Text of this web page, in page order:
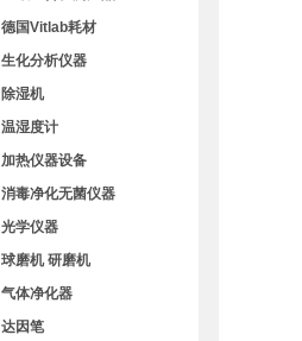
德国Vitlab耗材
生化分析仪器
除湿机
温湿度计
加热仪器设备
消毒净化无菌仪器
光学仪器
球磨机 研磨机
气体净化器
达因笔